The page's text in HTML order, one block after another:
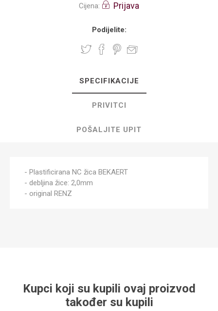
Cijena: Prijava
Podijelite:
SPECIFIKACIJE
PRIVITCI
POŠALJITE UPIT
- Plastificirana NC žica BEKAERT
- debljina žice: 2,0mm
- original RENZ
Kupci koji su kupili ovaj proizvod
također su kupili